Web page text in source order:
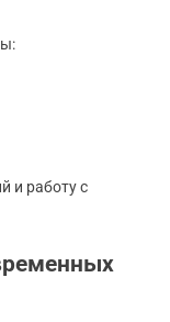
и работу с